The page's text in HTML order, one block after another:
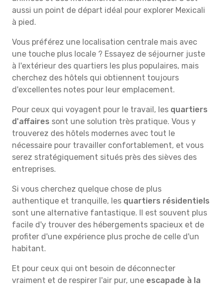
aussi un point de départ idéal pour explorer Mexicali
à pied.
Vous préférez une localisation centrale mais avec
une touche plus locale ? Essayez de séjourner juste
à l'extérieur des quartiers les plus populaires, mais
cherchez des hôtels qui obtiennent toujours
d'excellentes notes pour leur emplacement.
Pour ceux qui voyagent pour le travail, les quartiers
d'affaires sont une solution très pratique. Vous y
trouverez des hôtels modernes avec tout le
nécessaire pour travailler confortablement, et vous
serez stratégiquement situés près des sièves des
entreprises.
Si vous cherchez quelque chose de plus
authentique et tranquille, les quartiers résidentiels
sont une alternative fantastique. Il est souvent plus
facile d'y trouver des hébergements spacieux et de
profiter d'une expérience plus proche de celle d'un
habitant.
Et pour ceux qui ont besoin de déconnecter
vraiment et de respirer l'air pur, une escapade à la